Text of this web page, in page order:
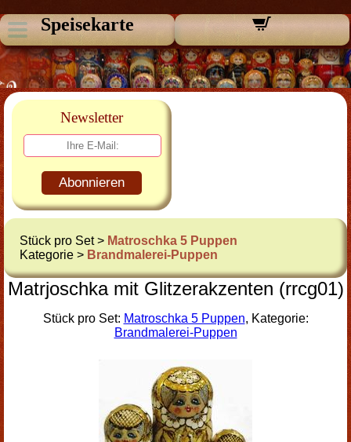
Speisekarte
Newsletter
Abonnieren
Stück pro Set > Matroschka 5 Puppen
Kategorie > Brandmalerei-Puppen
Matrjoschka mit Glitzerakzenten (rrcg01)
Stück pro Set: Matroschka 5 Puppen, Kategorie:
Brandmalerei-Puppen